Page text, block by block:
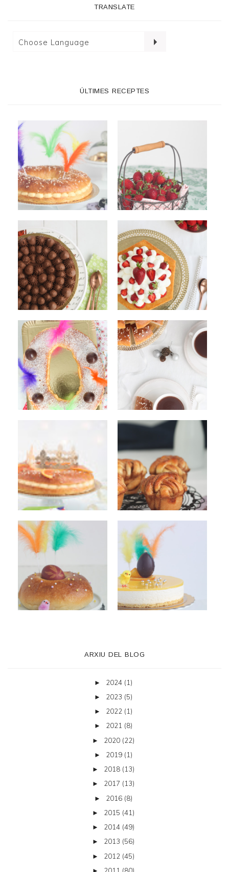
TRANSLATE
ÚLTIMES RECEPTES
ARXIU DEL BLOG
► 2024 (1)
► 2023 (5)
► 2022 (1)
► 2021 (8)
► 2020 (22)
► 2019 (1)
► 2018 (13)
► 2017 (13)
► 2016 (8)
► 2015 (41)
► 2014 (49)
► 2013 (56)
► 2012 (45)